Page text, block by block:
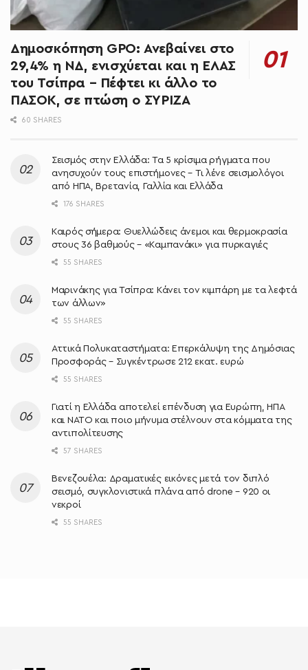
Δημοσκόπηση GPO: Ανεβαίνει στο
29,4% η ΝΔ, ενισχύεται και η ΕΛΑΣ
του Τσίπρα – Πέφτει κι άλλο το
ΠΑΣΟΚ, σε πτώση ο ΣΥΡΙΖΑ
60 SHARES
Σεισμός στην Ελλάδα: Τα 5 κρίσιμα ρήγματα που
ανησυχούν τους επιστήμονες – Τι λένε σεισμολόγοι
από ΗΠΑ, Βρετανία, Γαλλία και Ελλάδα
176 SHARES
Καιρός σήμερα: Θυελλώδεις άνεμοι και θερμοκρασία
στους 36 βαθμούς – «Καμπανάκι» για πυρκαγιές
55 SHARES
Μαρινάκης για Τσίπρα: Κάνει τον κιμπάρη με τα λεφτά
των άλλων»
55 SHARES
Αττικά Πολυκαταστήματα: Επερκάλυψη της Δημόσιας
Προσφοράς – Συγκέντρωσε 212 εκατ. ευρώ
55 SHARES
Γιατί η Ελλάδα αποτελεί επένδυση για Ευρώπη, ΗΠΑ
και ΝΑΤΟ και ποιο μήνυμα στέλνουν στα κόμματα της
αντιπολίτευσης
57 SHARES
Βενεζουέλα: Δραματικές εικόνες μετά τον διπλό
σεισμό, συγκλονιστικά πλάνα από drone – 920 οι
νεκροί
55 SHARES